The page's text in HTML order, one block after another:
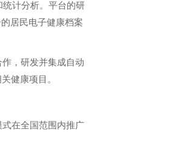
计分析。平台的研
居民电子健康档案
，研发并集成自动
健康项目。
在全国范围内推广